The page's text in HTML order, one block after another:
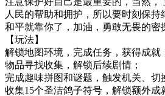
人民的帮助和拥护，所以要时刻保
和平就靠你了，加油，勇敢无畏的密
【玩法】
解锁地图环境，完成任务，获得成就
物品寻找收集，解锁后续剧情；
完成趣味拼图和谜题，触发机关、切
收集15个圣洁鸽子符号，解锁额外成